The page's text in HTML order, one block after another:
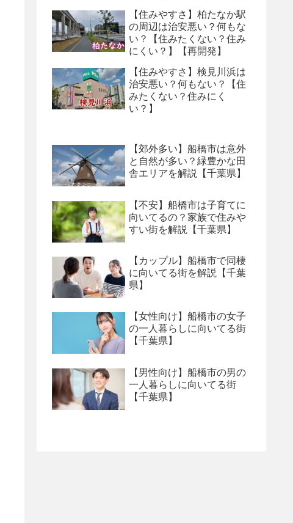
出口】
【住みやすさ】柏たなか駅
の周辺は治安悪い？何もな
い？【住みたくない？住み
にくい？】【再開発】
【住みやすさ】検見川浜は
治安悪い？何もない？【住
みたくない？住みにく
い？】
【郊外多い】船橋市は意外
と自然が多い？緑豊かな田
舎エリアを解説【千葉県】
【不安】船橋市は子育てに
向いてるの？家族で住みや
すい街を解説【千葉県】
【カップル】船橋市で同棲
に向いてる街を解説【千葉
県】
【女性向け】船橋市の女子
の一人暮らしに向いてる街
【千葉県】
【男性向け】船橋市の男の
一人暮らしに向いてる街
【千葉県】